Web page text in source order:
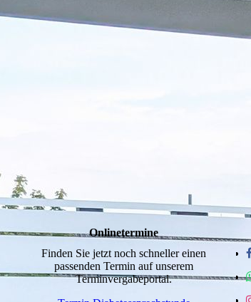
Onlinetermine
Finden Sie jetzt noch schneller einen
passenden Termin auf unserem
Terminvergabeportal.